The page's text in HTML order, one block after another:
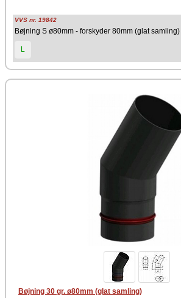
VVS nr. 19842
Bøjning S ø80mm - forskyder 80mm (glat samling)
L
Bøjning 30 gr. ø80mm (glat samling)